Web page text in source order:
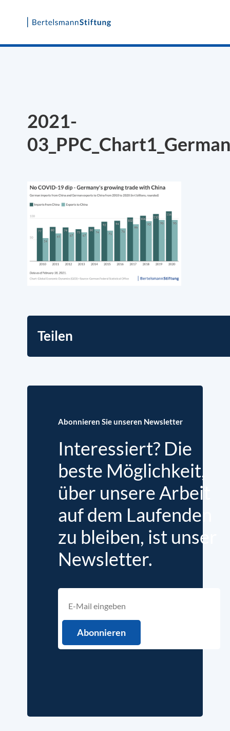
Skip
2021-
Teilen
Abonnieren Sie unseren Newsletter
Interessiert? Die
beste Möglichkeit,
über unsere Arbeit
auf dem Laufenden
zu bleiben, ist unser
Newsletter.